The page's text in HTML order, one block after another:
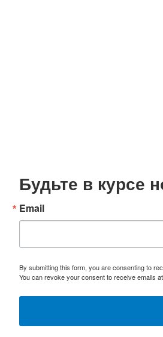
Будьте в курсе
Email
By submitting this form, you are consenting to
You can revoke your consent to receive emails